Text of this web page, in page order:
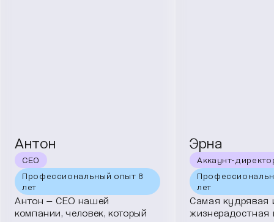
Антон
CEO
Профессиональный опыт 8
лет
Антон — CEO нашей
компании, человек, который
Эрна
Аккаунт-
лет
Самая кудрявая
жизнерадостная